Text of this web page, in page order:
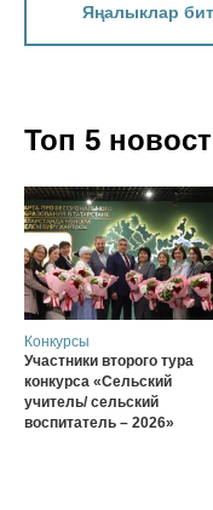
Яңалыклар
Топ 5
Конкурсы
Участники второго тура
конкурса «Сельский
учитель/ сельский
воспитатель – 2026»